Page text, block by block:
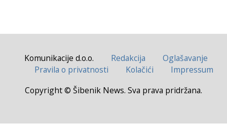
Komunikacije d.o.o. Redakcija
Oglašavanje
Pravila o privatnosti
Kolačići
Impressum
Copyright © Šibenik News. Sva prava pridržana.